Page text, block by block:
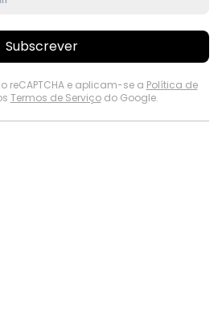
Subscrever
reCAPTCHA e aplicam-se a Política de
Termos de Serviçodo Google.